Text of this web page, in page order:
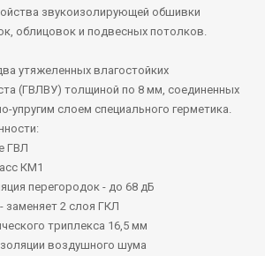
звукоизолирующей обшивки
облицовок и подвесных потолков.
утяжеленных влагостойких
(ГВЛВУ) толщиной по 8 мм, соединенных
упругим слоем специального герметика.
ГВЛ
КМ1
перегородок - до 68 дБ
заменяет 2 слоя ГКЛ
триплекса 16,5 мм
воздушного шума